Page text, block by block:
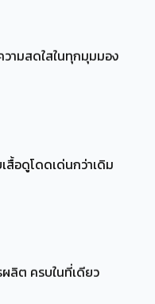
ามสดใสในทุกมุมมอง
สื้อดูโดดเด่นกว่าเดิม
ลิต ครบในที่เดียว